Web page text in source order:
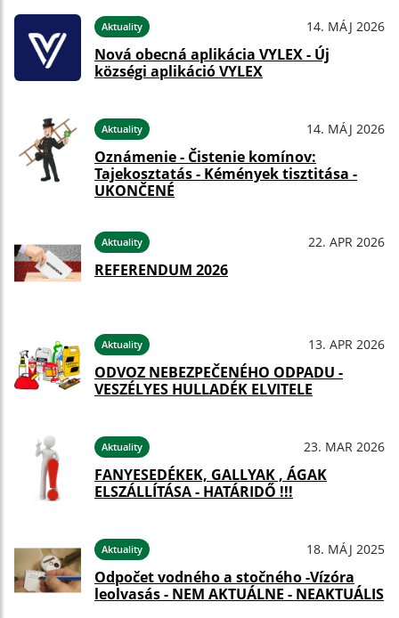
Aktuality 14. MÁJ 2026
Nová obecná aplikácia VYLEX - Új
községi aplikáció VYLEX
Aktuality 14. MÁJ 2026
Oznámenie - Čistenie komínov:
Tajekosztatás - Kémények tisztitása -
UKONČENÉ
Aktuality 22. APR 2026
REFERENDUM 2026
Aktuality 13. APR 2026
ODVOZ NEBEZPEČENÉHO ODPADU -
VESZÉLYES HULLADÉK ELVITELE
Aktuality 23. MAR 2026
FANYESEDÉKEK, GALLYAK , ÁGAK
ELSZÁLLÍTÁSA - HATÁRIDŐ !!!
Aktuality 18. MÁJ 2025
Odpočet vodného a stočného -Vízóra
leolvasás - NEM AKTUÁLNE - NEAKTUÁLIS